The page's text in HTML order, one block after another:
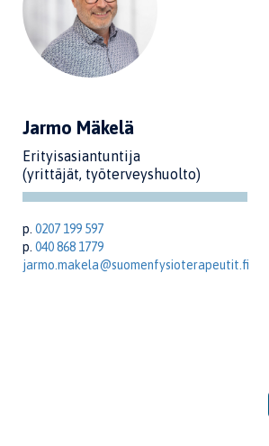
Jarmo Mäkelä
Erityisasiantuntija
(yrittäjät, työterveyshuolto)
p. 0207 199 597
p. 040 868 1779
jarmo.makela@suomenfysioterapeutit.fi